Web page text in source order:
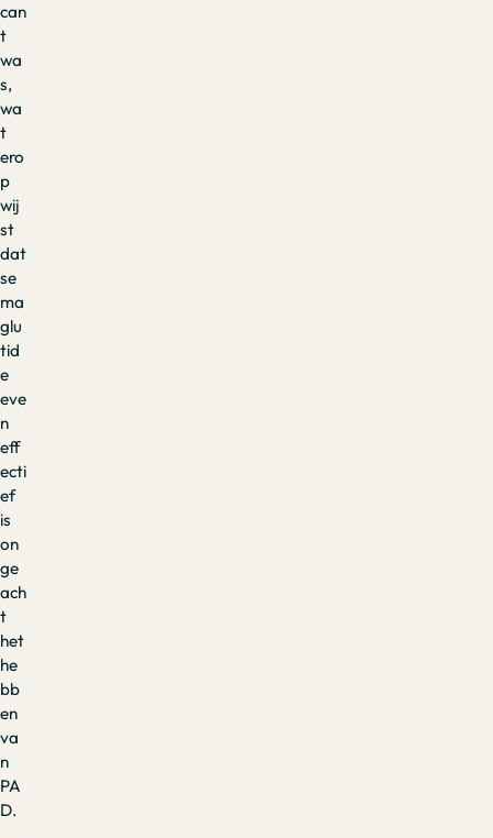
can
t
wa
s,
wa
t
ero
p
wij
st
dat
se
ma
glu
tid
e
eve
n
eff
ecti
ef
is
on
ge
ach
t
het
he
bb
en
va
n
PA
D.